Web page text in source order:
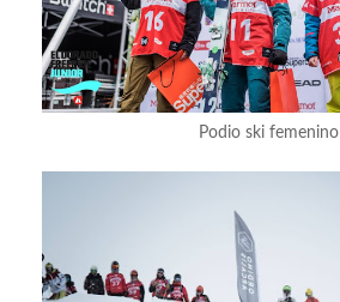
Podio ski femenino